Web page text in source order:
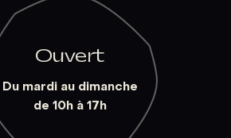
Ouvert
Du mardi au dimanche
de 10h à 17h